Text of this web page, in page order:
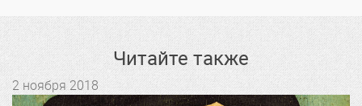
Читайте также
2 ноября 2018